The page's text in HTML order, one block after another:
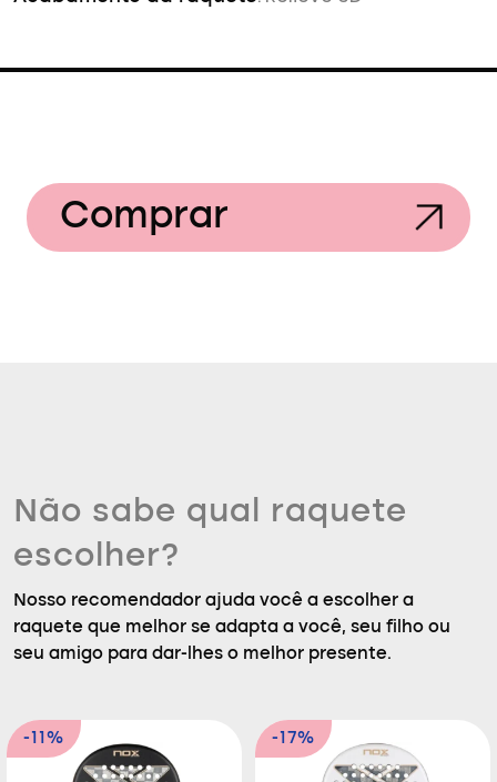
Comprar
Não sabe qual raquete
escolher?
Nosso recomendador ajuda você a escolher a
raquete que melhor se adapta a você, seu filho ou
seu amigo para dar-lhes o melhor presente.
-11% -17%